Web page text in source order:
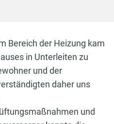
Bereich der Heizung kam
in Unterleiten zu
und der
daher uns
und